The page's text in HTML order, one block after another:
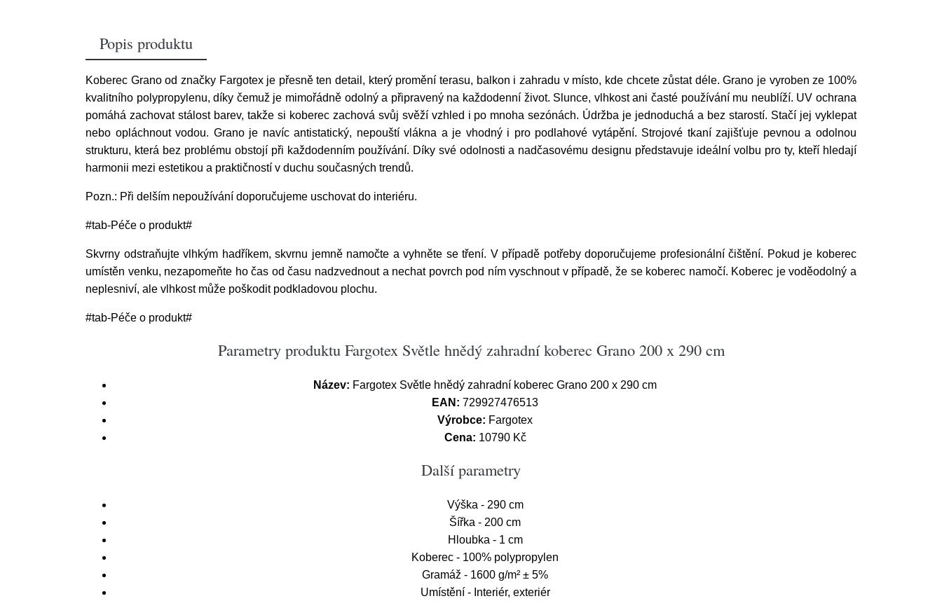
Popis produktu
Koberec Grano od značky Fargotex je přesně ten detail, který promění terasu, balkon i zahradu v místo, kde chcete zůstat déle. Grano je vyroben ze 100%
kvalitního polypropylenu, díky čemuž je mimořádně odolný a připravený na každodenní život. Slunce, vlhkost ani časté používání mu neublíží. UV ochrana
pomáhá zachovat stálost barev, takže si koberec zachová svůj svěží vzhled i po mnoha sezónách. Údržba je jednoduchá a bez starostí. Stačí jej vyklepat
nebo opláchnout vodou. Grano je navíc antistatický, nepouští vlákna a je vhodný i pro podlahové vytápění. Strojové tkaní zajišťuje pevnou a odolnou
strukturu, která bez problému obstojí při každodenním používání. Díky své odolnosti a nadčasovému designu představuje ideální volbu pro ty, kteří hledají
harmonii mezi estetikou a praktičností v duchu současných trendů.
Pozn.: Při delším nepoužívání doporučujeme uschovat do interiéru.
#tab-Péče o produkt#
Skvrny odstraňujte vlhkým hadříkem, skvrnu jemně namočte a vyhněte se tření. V případě potřeby doporučujeme profesionální čištění. Pokud je koberec
umístěn venku, nezapomeňte ho čas od času nadzvednout a nechat povrch pod ním vyschnout v případě, že se koberec namočí. Koberec je voděodolný a
neplesniví, ale vlhkost může poškodit podkladovou plochu.
#tab-Péče o produkt#
Parametry produktu Fargotex Světle hnědý zahradní koberec Grano 200 x 290 cm
Název: Fargotex Světle hnědý zahradní koberec Grano 200 x 290 cm
EAN: 729927476513
Výrobce: Fargotex
Cena: 10790 Kč
Další parametry
Výška - 290 cm
Šířka - 200 cm
Hloubka - 1 cm
Koberec - 100% polypropylen
Gramáž - 1600 g/m² ± 5%
Umístění - Interiér, exteriér